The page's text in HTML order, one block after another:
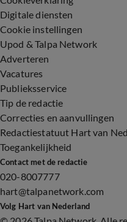
Digitale diensten
Cookie instellingen
Upod & Talpa Network
Adverteren
Vacatures
Publieksservice
Tip de redactie
Correcties en aanvullingen
Redactiestatuut Hart van
Toegankelijkheid
Contact met de redactie
020-8007777
hart@talpanetwork.com
Volg Hart van Nederland